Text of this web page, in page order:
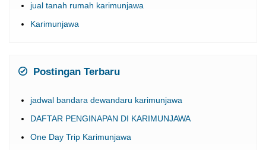
jual tanah rumah karimunjawa
Karimunjawa
Postingan Terbaru
jadwal bandara dewandaru karimunjawa
DAFTAR PENGINAPAN DI KARIMUNJAWA
One Day Trip Karimunjawa